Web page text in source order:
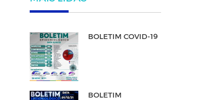
BOLETIM COVID-19
BOLETIM